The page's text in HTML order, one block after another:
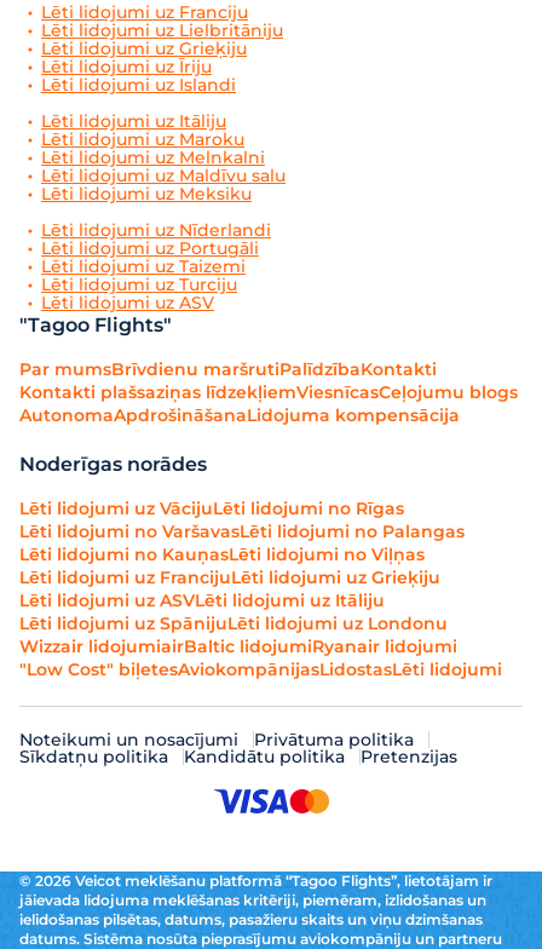
Lēti lidojumi uz Franciju
Lēti lidojumi uz Lielbritāniju
Lēti lidojumi uz Grieķiju
Lēti lidojumi uz Īriju
Lēti lidojumi uz Islandi
Lēti lidojumi uz Itāliju
Lēti lidojumi uz Maroku
Lēti lidojumi uz Melnkalni
Lēti lidojumi uz Maldīvu salu
Lēti lidojumi uz Meksiku
Lēti lidojumi uz Nīderlandi
Lēti lidojumi uz Portugāli
Lēti lidojumi uz Taizemi
Lēti lidojumi uz Turciju
Lēti lidojumi uz ASV
"Tagoo Flights"
Par mumsBrīvdienu maršrutiPalīdzībaKontakti
Kontakti plašsaziņas līdzekļiemViesnīcasCeļojumu blogs
AutonomaApdrošināšanaLidojuma kompensācija
Noderīgas norādes
Lēti lidojumi uz VācijuLēti lidojumi no Rīgas
Lēti lidojumi no VaršavasLēti lidojumi no Palangas
Lēti lidojumi no KauņasLēti lidojumi no Viļņas
Lēti lidojumi uz FrancijuLēti lidojumi uz Grieķiju
Lēti lidojumi uz ASVLēti lidojumi uz Itāliju
Lēti lidojumi uz SpānijuLēti lidojumi uz Londonu
Wizzair lidojumiairBaltic lidojumiRyanair lidojumi
"Low Cost" biļetesAviokompānijasLidostasLēti lidojumi
Noteikumi un nosacījumi Privātuma politika
Sīkdatņu politika Kandidātu politika Pretenzijas
© 2026 Veicot meklēšanu platformā “Tagoo Flights”, lietotājam ir
jāievada lidojuma meklēšanas kritēriji, piemēram, izlidošanas un
ielidošanas pilsētas, datums, pasažieru skaits un viņu dzimšanas
datums. Sistēma nosūta pieprasījumu aviokompāniju un partneru